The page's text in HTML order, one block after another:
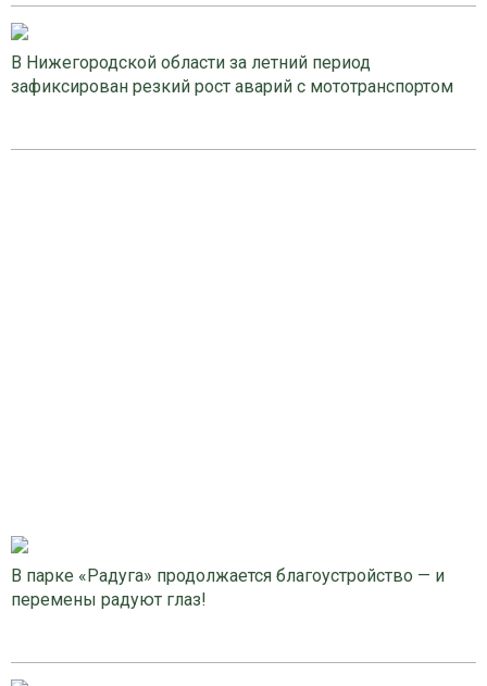
В Нижегородской области за летний период
зафиксирован резкий рост аварий с мототранспортом
В парке «Радуга» продолжается благоустройство — и
перемены радуют глаз!